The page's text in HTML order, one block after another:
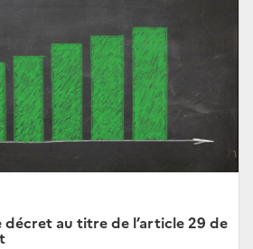
au titre de l’article 29 de